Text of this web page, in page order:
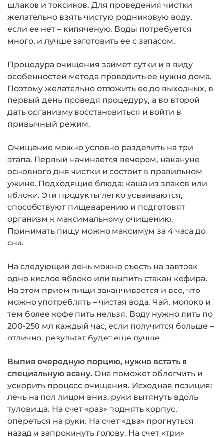
шлаков и токсинов. Для проведения чистки
желательно взять чистую родниковую воду,
если ее нет – кипяченую. Воды потребуется
много, и лучше заготовить ее с запасом.
Процедура очищения займет сутки и в виду
особенностей метода проводить ее нужно дома.
Поэтому желательно отложить ее до выходных, в
первый день проведя процедуру, а во второй
дать организму восстановиться и войти в
привычный режим.
Очищение можно условно разделить на три
этапа. Первый начинается вечером, накануне
основного дня чистки и состоит в правильном
ужине. Подходящие блюда: каша из злаков или
яблоки. Эти продукты легко усваиваются,
способствуют пищеварению и подготовят
организм к максимальному очищению.
Принимать пищу можно максимум за 4 часа до
сна.
На следующий день можно съесть на завтрак
одно кислое яблоко или выпить стакан кефира.
На этом прием пищи заканчивается и все, что
можно употреблять – чистая вода. Чай, молоко и
тем более кофе пить нельзя. Воду нужно пить по
200-250 мл каждый час, если получится больше –
отлично, результат будет еще лучше.
Выпив очередную порцию, нужно встать в
специальную асану. Она поможет облегчить и
ускорить процесс очищения. Исходная позиция:
лечь на пол лицом вниз, руки вытянуть вдоль
туловища. На счет «раз» поднять корпус,
опереться на руки. На счет «два» прогнуться
назад и запрокинуть голову. На счет «три»